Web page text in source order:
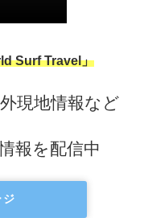
Surf Travel」
現地情報など
報を配信中
ジ